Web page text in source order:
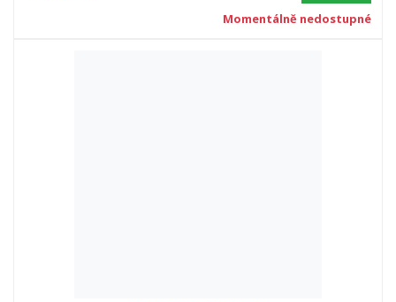
Momentálně nedostupné